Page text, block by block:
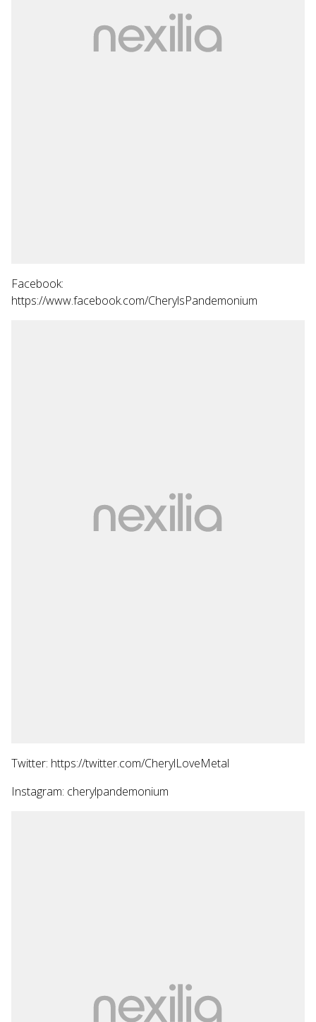
Facebook:
https://www.facebook.com/CherylsPandemonium
Twitter: https://twitter.com/CherylLoveMetal
Instagram: cherylpandemonium